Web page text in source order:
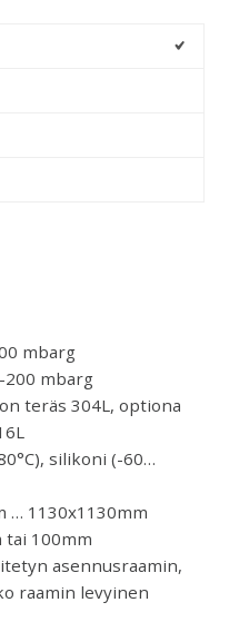
mbarg
200 mbarg
teräs 304L, optiona
silikoni (-60…
… 1130x1130mm
tai 100mm
asennusraamin,
raamin levyinen